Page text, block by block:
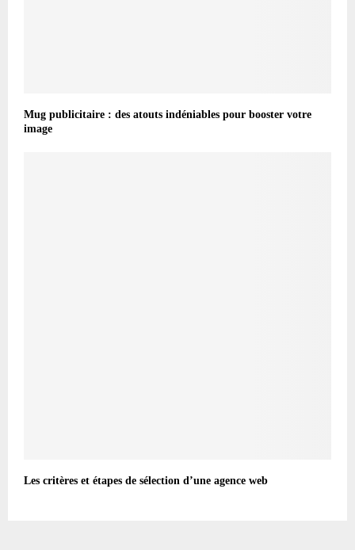
Mug publicitaire : des atouts indéniables pour booster votre
image
Les critères et étapes de sélection d’une agence web